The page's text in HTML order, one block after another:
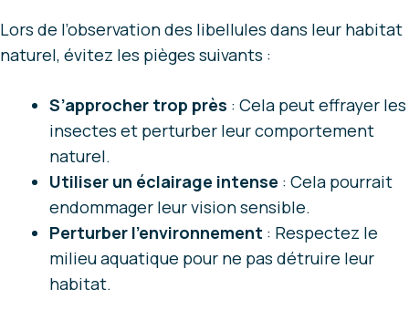
Lors de l’observation des libellules dans leur habitat
naturel, évitez les pièges suivants :
S’approcher trop près : Cela peut effrayer les
insectes et perturber leur comportement
naturel.
Utiliser un éclairage intense : Cela pourrait
endommager leur vision sensible.
Perturber l’environnement : Respectez le
milieu aquatique pour ne pas détruire leur
habitat.